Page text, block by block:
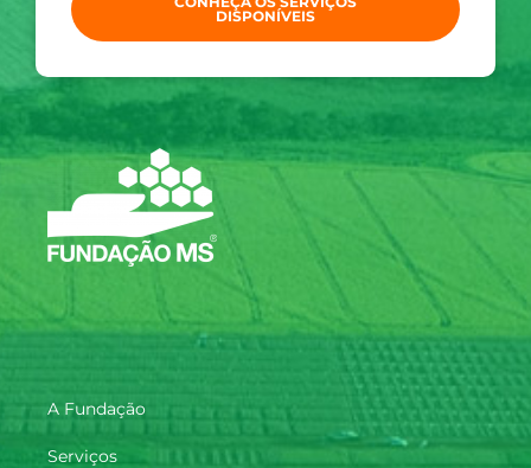
DISPONÍVEIS
A Fundação
Serviços